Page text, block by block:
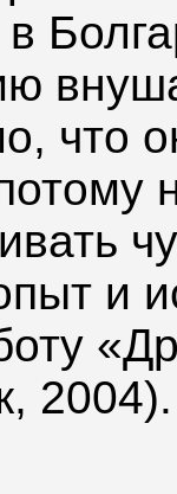
в
что
и